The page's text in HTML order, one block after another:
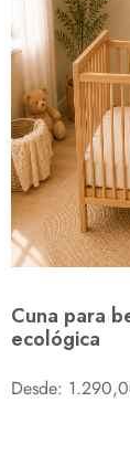
Cuna para
ecológica
Desde: